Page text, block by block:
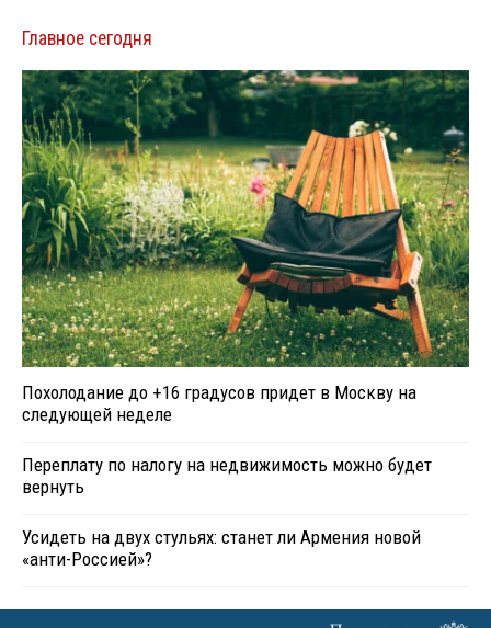
Главное сегодня
Похолодание до +16 градусов придет в Москву на
следующей неделе
Переплату по налогу на недвижимость можно будет
вернуть
Усидеть на двух стульях: станет ли Армения новой
«анти-Россией»?